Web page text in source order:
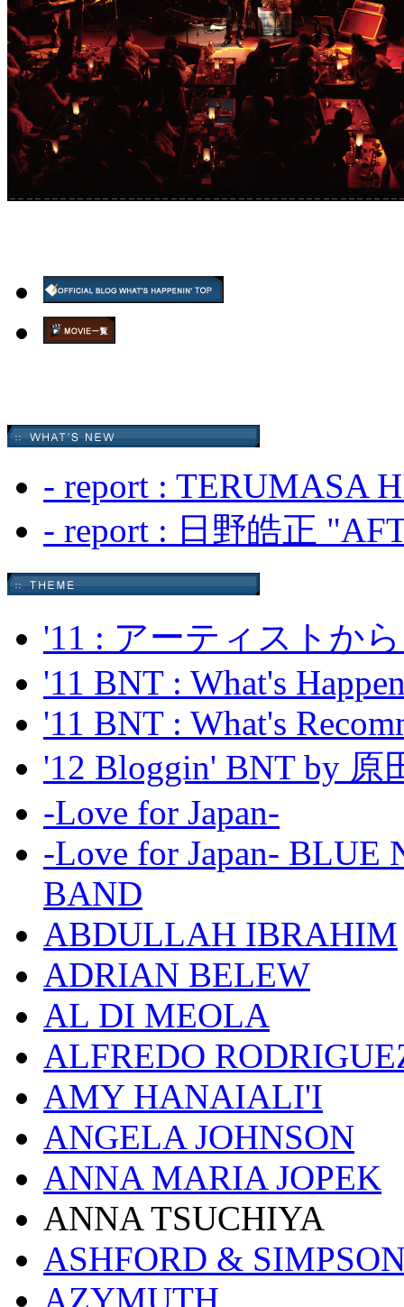
- report : TERUMASA
- report : 日野皓正
'11 : アーティストか
'11 BNT : What's
'11 BNT : What's
'12 Bloggin' BNT by 原
-Love for Japan-
-Love for Japan- BLUE
BAND
ABDULLAH IBRAHIM
ADRIAN BELEW
AL DI MEOLA
ALFREDO
AMY HANAIALI'I
ANGELA JOHNSON
ANNA MARIA JOPEK
ANNA TSUCHIYA
ASHFORD &
AZYMUTH